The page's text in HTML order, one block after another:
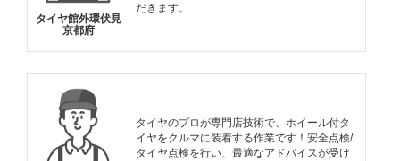
タイヤ館外環伏見
京都府
だきます。
タイヤのプロが専門店技術で、ホイール付タ
イヤをクルマに装着する作業です！安全点検/
タイヤ点検を行い、最適なアドバイスが受け